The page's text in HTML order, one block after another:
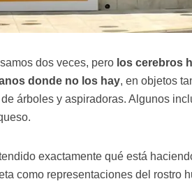
dos veces, pero los cerebros
donde no los hay, en objetos
árboles y aspiradoras. Algunos
exactamente qué está
como representaciones del rostro